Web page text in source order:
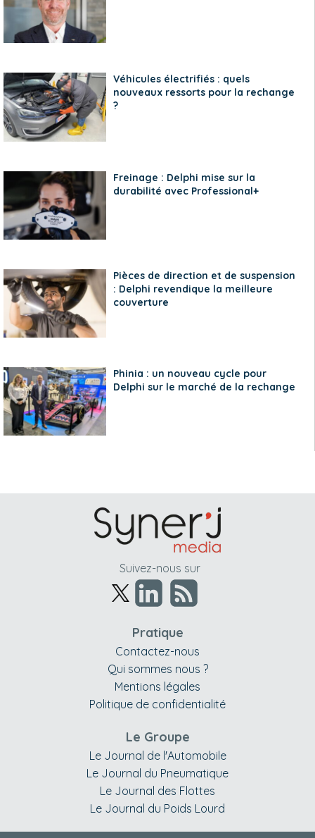
Véhicules électrifiés : quels
nouveaux ressorts pour la rechange
?
Freinage : Delphi mise sur la
durabilité avec Professional+
Pièces de direction et de suspension
: Delphi revendique la meilleure
couverture
Phinia : un nouveau cycle pour
Delphi sur le marché de la rechange
Suivez-nous sur
Pratique
Contactez-nous
Qui sommes nous ?
Mentions légales
Politique de confidentialité
Le Groupe
Le Journal de l'Automobile
Le Journal du Pneumatique
Le Journal des Flottes
Le Journal du Poids Lourd